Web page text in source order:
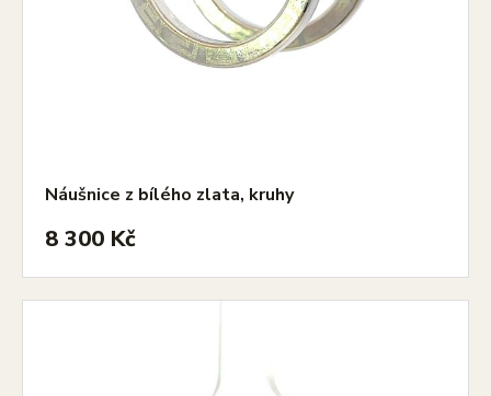
Náušnice z bílého zlata, kruhy
8 300 Kč